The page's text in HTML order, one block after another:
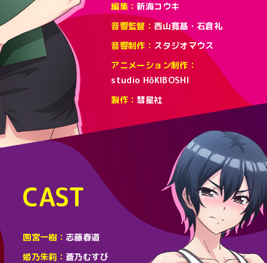
編集
新海コウキ
音響監督
西山寛基・石倉礼
音響制作
スタジオマウス
アニメーション制作
studio HōKIBOSHI
製作
彗星社
CAST
園宮一樹
志藤春道
姫乃朱莉
蒼乃むすび